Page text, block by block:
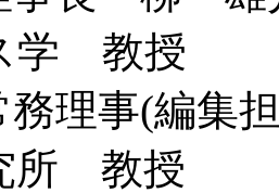
学 教授
(編集担
所 教授